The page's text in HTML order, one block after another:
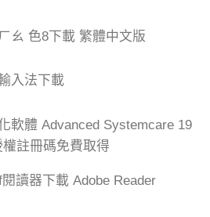
ㄠ 色8下載 繁體中文版
入法下載
軟體 Advanced Systemcare 19
權註冊碼免費取得
讀器下載 Adobe Reader